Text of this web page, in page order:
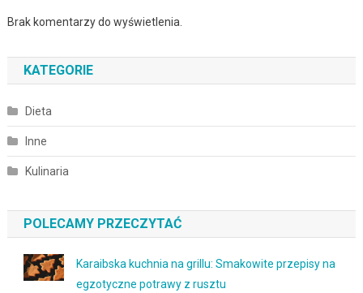
Brak komentarzy do wyświetlenia.
KATEGORIE
Dieta
Inne
Kulinaria
POLECAMY PRZECZYTAĆ
Karaibska kuchnia na grillu: Smakowite przepisy na
egzotyczne potrawy z rusztu